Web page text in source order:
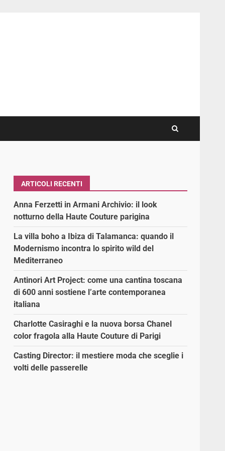
ARTICOLI RECENTI
Anna Ferzetti in Armani Archivio: il look
notturno della Haute Couture parigina
La villa boho a Ibiza di Talamanca: quando il
Modernismo incontra lo spirito wild del
Mediterraneo
Antinori Art Project: come una cantina toscana
di 600 anni sostiene l’arte contemporanea
italiana
Charlotte Casiraghi e la nuova borsa Chanel
color fragola alla Haute Couture di Parigi
Casting Director: il mestiere moda che sceglie i
volti delle passerelle